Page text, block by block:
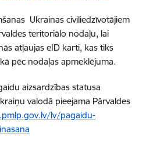
Ukrainas civiliedzīvotājiem
teritoriālo nodaļu, lai
atļaujas eID karti, kas tiks
pēc nodaļas apmeklējuma.
aizsardzības statusa
valodā pieejama Pārvaldes
lv/pagaidu-